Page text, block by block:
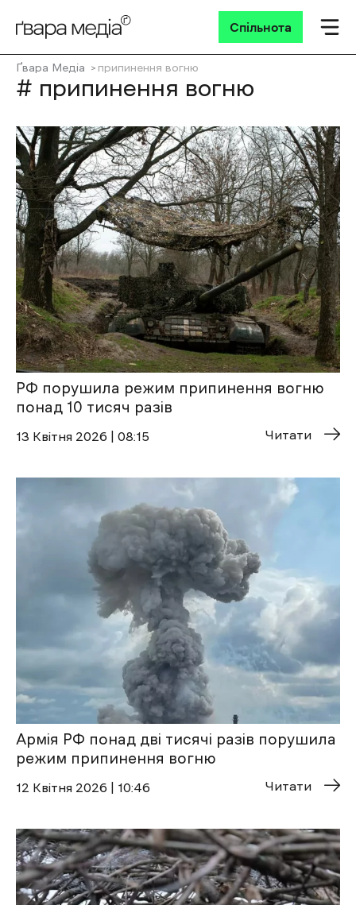
Спільнота
Ґвара Медіа припинення вогню
# припинення вогню
РФ порушила режим припинення вогню
понад 10 тисяч разів
13 Квітня 2026 | 08:15 Читати
Армія РФ понад дві тисячі разів порушила
режим припинення вогню
12 Квітня 2026 | 10:46 Читати